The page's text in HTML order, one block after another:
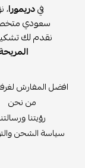
فيدريمورا،
سعودي
نقدم لك
افضل المفارش
من نحن
رؤيتنا
سياسة الشحن